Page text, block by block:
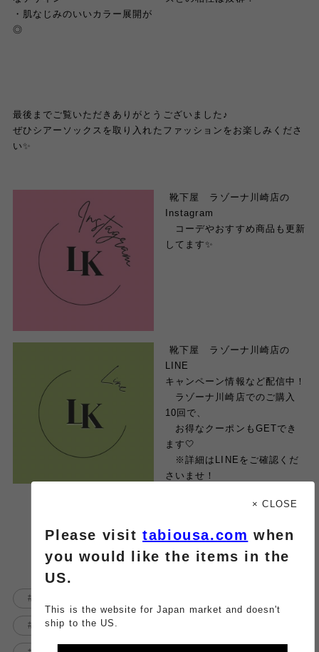
・ 肌なじみのいいカラー展開が
◎
最後までご覧いただきありがとうございました♪
ぜひ シアー ソックスを取り入れたファッションをお楽しみくださ
い ✨
︎ 靴下屋 ラゾーナ川崎店の
Instagram
コーデやおすすめ商品も更新
してます✨
︎ 靴下屋 ラゾーナ川崎店の
LINE
キャンペーン情報など配信中！
ラゾーナ川崎店でのご購入
10回で、
お得なクーポンもGETでき
ます🤍
※詳細はLINEをご確認くだ
さいませ！
カジュアルコーデ
× CLOSE
Please visittabiousa.com when
you would like the items in the
US.
This is the website for Japan market and doesn't
ship to the US.